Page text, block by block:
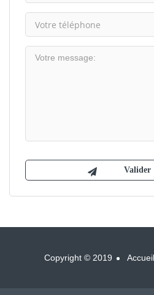
Copyright © 2019 Accueil